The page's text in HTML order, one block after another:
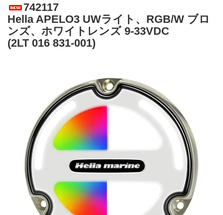
742117
Hella APELO3 UWライト、RGB/W ブロ
ンズ、ホワイトレンズ 9-33VDC
(2LT 016 831-001)